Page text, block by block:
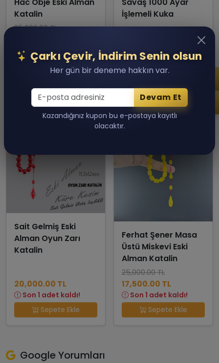
Katalin
35,000.00 TL
Son 1 adet kaldı!
Sepete Ekle
İşlemeli Kuka
Son 1 adet kaldı!
Sait Gelmiş Eski
Alman Oyun Zarı
Katalin
20,000.00 TL
Son 1 adet kaldı!
Sepete Ekle
Ferhat Şener Masa
Üstü Miskevi Eski
Alman Katalin
25,000.00 TL
17,500.00 TL
Son 1 adet kaldı!
Sepete Ekle
Google Yorumları
Çarkı Çevir, İndirim Senin olsun
Her gün bir deneme hakkın var.
Devam Et
Kazandığınız kupon bu e-postaya kayıtlı
olacaktır.